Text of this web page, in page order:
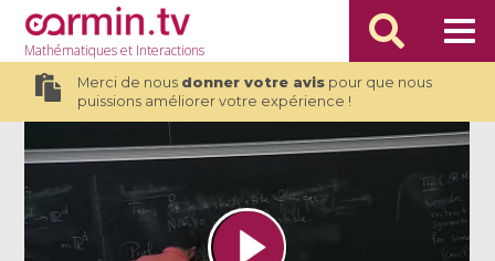
Mathématiqueset Interactions
Merci de nous donner votre avispour que nous
puissions améliorer votre expérience !